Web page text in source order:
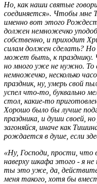
Но, как наши святые
соединяется». Чтобы мне
именно вот этого
должен немножечко
собственно, и приходит
силам должен сделать?
может быть, к празднику.
но много уже не нужно. То
немножечко, несколько
праздник, ну, умерь свой
успел что-то, буквально
стол, какие-то
Хорошо было бы лучше
праздника, и души своей,
загоняйся, иначе как
рождается в душе, если
«Ну, Господи, прости,
наверху шкафа этого - я
ты это уже, да,
меня такого, хотя бы